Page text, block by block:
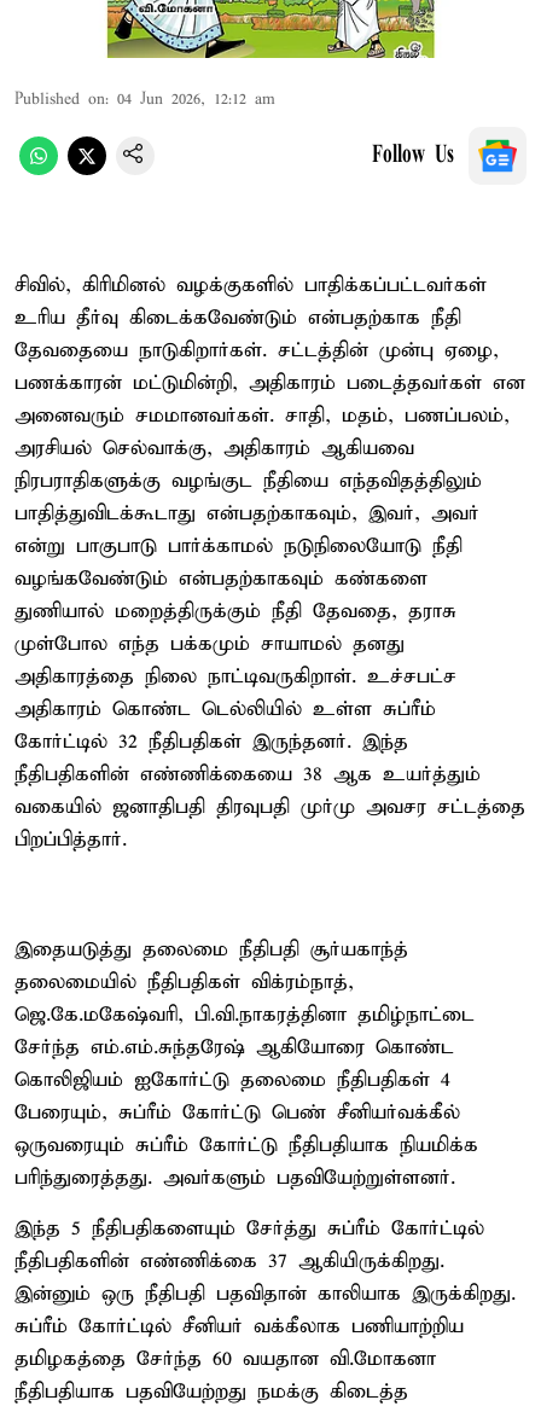
Published on: 04 Jun 2026, 12:12 am
Follow Us
சிவில், கிரிமினல் வழக்குகளில் பாதிக்கப்பட்டவர்கள்
உரிய தீர்வு கிடைக்கவேண்டும் என்பதற்காக நீதி
தேவதையை நாடுகிறார்கள். சட்டத்தின் முன்பு ஏழை,
பணக்காரன் மட்டுமின்றி, அதிகாரம் படைத்தவர்கள் என
அனைவரும் சமமானவர்கள். சாதி, மதம், பணப்பலம்,
அரசியல் செல்வாக்கு, அதிகாரம் ஆகியவை
நிரபராதிகளுக்கு வழங்குட நீதியை எந்தவிதத்திலும்
பாதித்துவிடக்கூடாது என்பதற்காகவும், இவர், அவர்
என்று பாகுபாடு பார்க்காமல் நடுநிலையோடு நீதி
வழங்கவேண்டும் என்பதற்காகவும் கண்களை
துணியால் மறைத்திருக்கும் நீதி தேவதை, தராசு
முள்போல எந்த பக்கமும் சாயாமல் தனது
அதிகாரத்தை நிலை நாட்டிவருகிறாள். உச்சபட்ச
அதிகாரம் கொண்ட டெல்லியில் உள்ள சுப்ரீம்
கோர்ட்டில் 32 நீதிபதிகள் இருந்தனர். இந்த
நீதிபதிகளின் எண்ணிக்கையை 38 ஆக உயர்த்தும்
வகையில் ஜனாதிபதி திரவுபதி முர்மு அவசர சட்டத்தை
பிறப்பித்தார்.
இதையடுத்து தலைமை நீதிபதி சூர்யகாந்த்
தலைமையில் நீதிபதிகள் விக்ரம்நாத்,
ஜெ.கே.மகேஷ்வரி, பி.வி.நாகரத்தினா தமிழ்நாட்டை
சேர்ந்த எம்.எம்.சுந்தரேஷ் ஆகியோரை கொண்ட
கொலிஜியம் ஐகோர்ட்டு தலைமை நீதிபதிகள் 4
பேரையும், சுப்ரீம் கோர்ட்டு பெண் சீனியர்வக்கீல்
ஒருவரையும் சுப்ரீம் கோர்ட்டு நீதிபதியாக நியமிக்க
பரிந்துரைத்தது. அவர்களும் பதவியேற்றுள்ளனர்.
இந்த 5 நீதிபதிகளையும் சேர்த்து சுப்ரீம் கோர்ட்டில்
நீதிபதிகளின் எண்ணிக்கை 37 ஆகியிருக்கிறது.
இன்னும் ஒரு நீதிபதி பதவிதான் காலியாக இருக்கிறது.
சுப்ரீம் கோர்ட்டில் சீனியர் வக்கீலாக பணியாற்றிய
தமிழகத்தை சேர்ந்த 60 வயதான வி.மோகனா
நீதிபதியாக பதவியேற்றது நமக்கு கிடைத்த